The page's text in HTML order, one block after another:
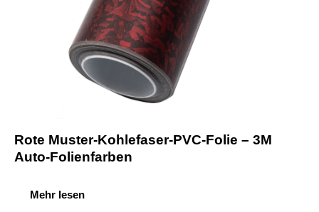
Rote Muster-Kohlefaser-PVC-Folie – 3M
Auto-Folienfarben
Mehr lesen